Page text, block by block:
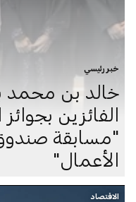
خبر رئيسي
خالد بن محمد
الفائزين
"مسابقة
الأعمال"
الاقتصاد